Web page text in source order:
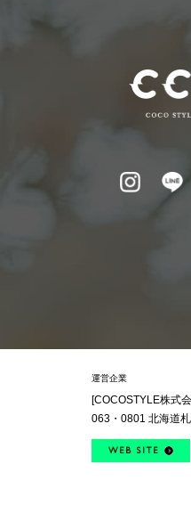
運営企業
[COCOSTYLE株式
063・0801 北海道
WEB SITE